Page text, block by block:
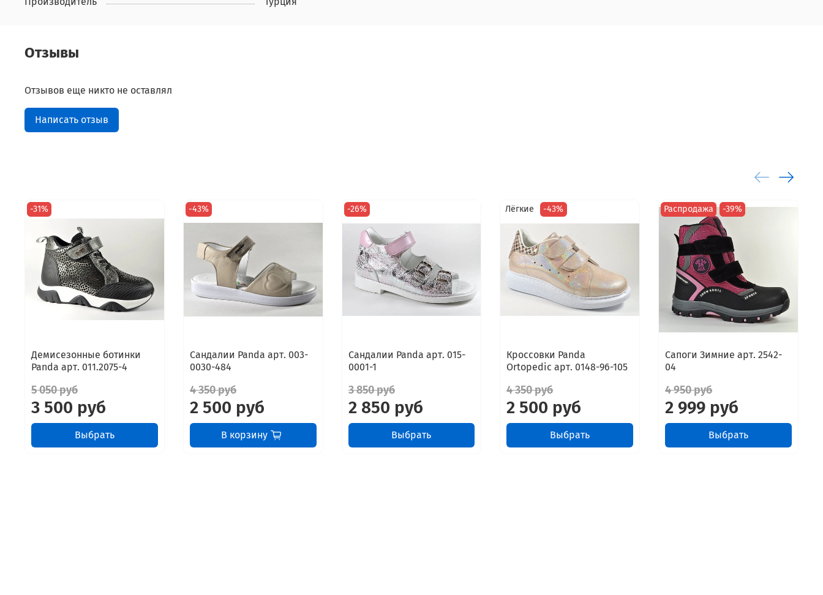
Отзывы
Отзывов еще никто не оставлял
Написать отзыв
-31%
Демисезонные ботинки
Panda арт. 011.2075-4
5 050 руб
3 500 руб
Выбрать
-43%
Сандалии Panda арт. 003-
0030-484
4 350 руб
2 500 руб
В корзину
-26%
Сандалии Panda арт. 015-
0001-1
3 850 руб
2 850 руб
Выбрать
Лёгкие -43%
Кроссовки Panda
Ortopedic арт. 0148-96-105
4 350 руб
2 500 руб
Выбрать
Распродажа -39%
Сапоги Зимние арт. 2542-
04
4 950 руб
2 999 руб
Выбрать